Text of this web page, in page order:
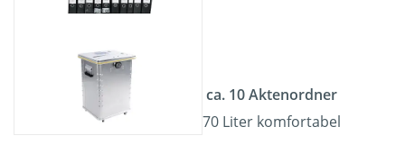
ca. 10 Aktenordner
70 Liter komfortabel